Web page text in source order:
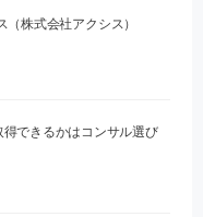
（株式会社アクシス）
できるかはコンサル選び